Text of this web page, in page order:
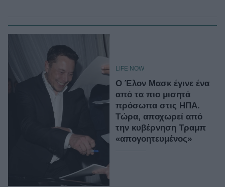
LIFE NOW
Ο Έλον Μασκ έγινε ένα
από τα πιο μισητά
πρόσωπα στις ΗΠΑ.
Τώρα, αποχωρεί από
την κυβέρνηση Τραμπ
«απογοητευμένος»